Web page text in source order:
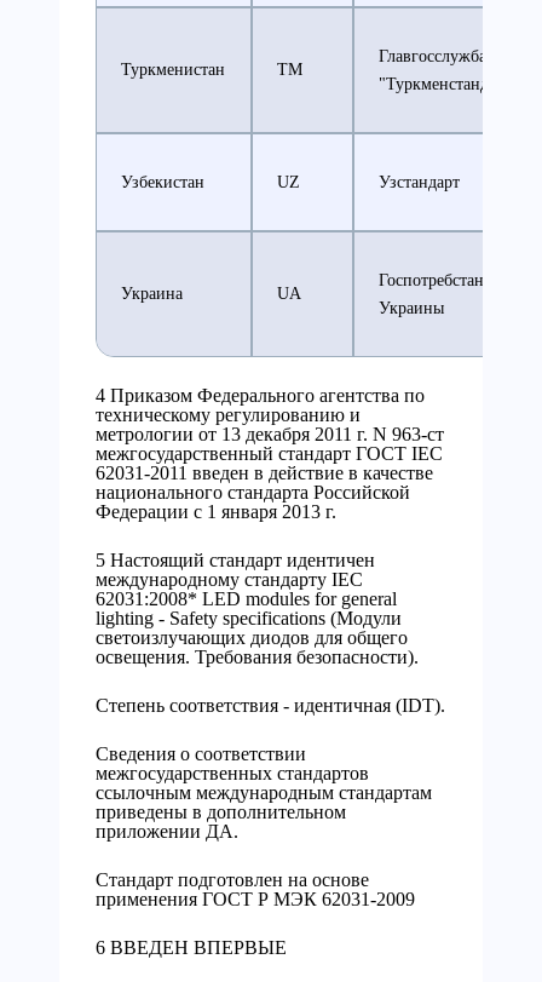
Туркменистан TM
Главгосслужба
Узбекистан UZ Узстандарт
Украина UA
Госпотребстандарт
Украины
4 Приказом Федерального агентства по
техническому регулированию и
метрологии от 13 декабря 2011 г. N 963-ст
межгосударственный стандарт ГОСТ IEC
62031-2011 введен в действие в качестве
национального стандарта Российской
Федерации с 1 января 2013 г.
5 Настоящий стандарт идентичен
международному стандарту IEC
62031:2008* LED modules for general
lighting - Safety specifications (Модули
светоизлучающих диодов для общего
освещения. Требования безопасности).
Степень соответствия - идентичная (IDT).
Сведения о соответствии
межгосударственных стандартов
ссылочным международным стандартам
приведены в дополнительном
приложении ДА.
Стандарт подготовлен на основе
применения ГОСТ Р МЭК 62031-2009
6 ВВЕДЕН ВПЕРВЫЕ